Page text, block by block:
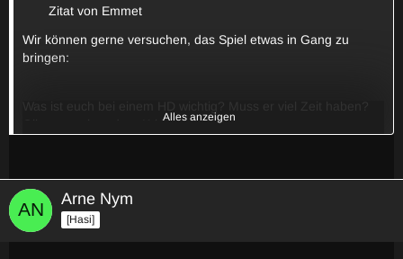
Zitat von Emmet
Wir können gerne versuchen, das Spiel etwas in Gang zu
bringen:
Gibt es noch andere Kritieren?
irrelevant, dass man es ignorieren kann?
Glaubt ihr, dass man bei einem anonymen Spiel überhaupt
Alles anzeigen
Arne Nym
[Hasi]